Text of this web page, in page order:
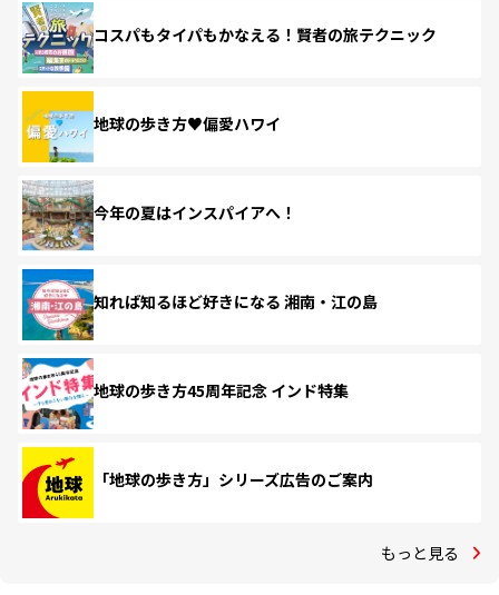
コスパもタイパもかなえる！賢者の旅テクニック
地球の歩き方♥偏愛ハワイ
今年の夏はインスパイアへ！
知れば知るほど好きになる 湘南・江の島
地球の歩き方45周年記念 インド特集
「地球の歩き方」シリーズ広告のご案内
もっと見る